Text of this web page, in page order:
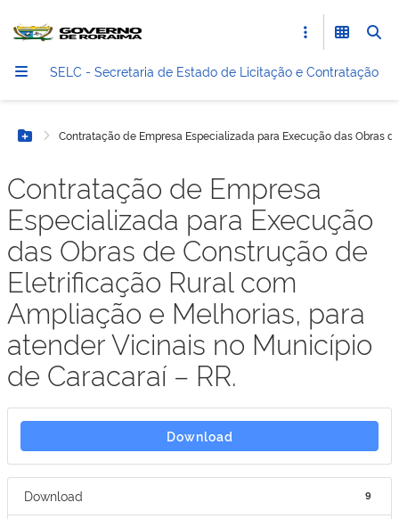
SELC - Secretaria de Estado de Licitação e Contratação
Botão Menu
Contratação de Empresa Especializada para Execução das Obras
Contratação de Empresa
Especializada para Execução
das Obras de Construção de
Eletrificação Rural com
Ampliação e Melhorias, para
atender Vicinais no Município
de Caracaraí – RR.
Download
Download 9